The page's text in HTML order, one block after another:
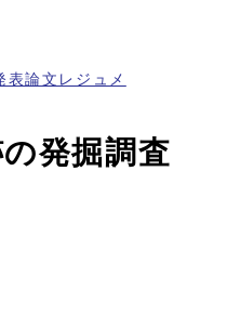
表論文レジュメ
発掘調査